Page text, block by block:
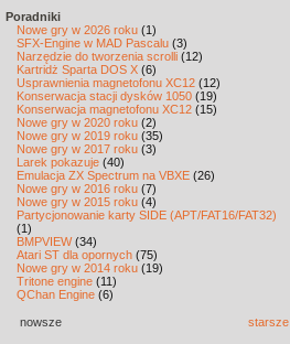
Poradniki
Nowe gry w 2026 roku (1)
SFX-Engine w MAD Pascalu (3)
Narzędzie do tworzenia scrolli (12)
Kartridż Sparta DOS X (6)
Usprawnienia magnetofonu XC12 (12)
Konserwacja stacji dysków 1050 (19)
Konserwacja magnetofonu XC12 (15)
Nowe gry w 2020 roku (2)
Nowe gry w 2019 roku (35)
Nowe gry w 2017 roku (3)
Larek pokazuje (40)
Emulacja ZX Spectrum na VBXE (26)
Nowe gry w 2016 roku (7)
Nowe gry w 2015 roku (4)
Partycjonowanie karty SIDE (APT/FAT16/FAT32)
(1)
BMPVIEW(34)
Atari ST dla opornych (75)
Nowe gry w 2014 roku (19)
Tritone engine (11)
QChan Engine (6)
nowsze starsze